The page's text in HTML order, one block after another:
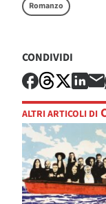
Romanzo
CONDIVIDI
ALTRI ARTICOLI DI